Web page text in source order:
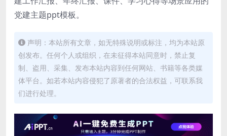
党建主题ppt模板。
声明：本站所有文章，如无特殊说明或标注，均为本站原
创发布。任何个人或组织，在未征得本站同意时，禁止复
制、盗用、采集、发布本站内容到任何网站、书籍等各类媒
体平台。如若本站内容侵犯了原著者的合法权益，可联系我
们进行处理。